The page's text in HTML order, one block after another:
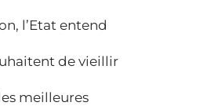
l’Etat entend
de vieillir
meilleures